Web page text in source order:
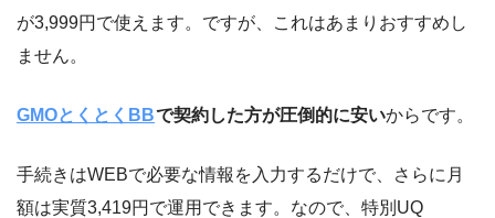
が3,999円で使えます。ですが、これはあまりおすすめし
ません。
GMOとくとくBBで契約した方が圧倒的に安いからです。
手続きはWEBで必要な情報を入力するだけで、さらに月
額は実質3,419円で運用できます。なので、特別UQ